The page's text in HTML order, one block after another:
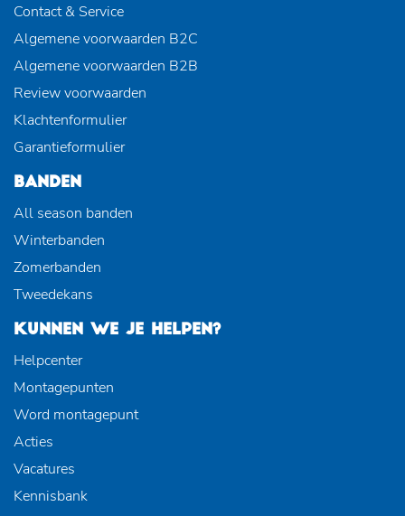
Contact & Service
Algemene voorwaarden B2C
Algemene voorwaarden B2B
Review voorwaarden
Klachtenformulier
Garantieformulier
BANDEN
All season banden
Winterbanden
Zomerbanden
Tweedekans
KUNNEN WE JE HELPEN?
Helpcenter
Montagepunten
Word montagepunt
Acties
Vacatures
Kennisbank